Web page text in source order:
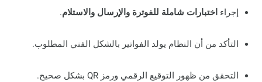
إجراء اختبارات شاملة للفوترة والإرسال والاستلام.
التأكد من أن النظام يولد الفواتير بالشكل الفني المطلوب.
التحقق من ظهور التوقيع الرقمي ورمز QR بشكل صحيح.